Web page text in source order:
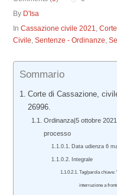
By D'Isa
InCassazione civile 2021,
Civile,Sentenze - Ordinanze,
Sommario
Corte di Cassazione,
26996.
Ordinanza|5 ottobre
processo
Data udienza 6
Integrale
Tag/parola
interruzione a